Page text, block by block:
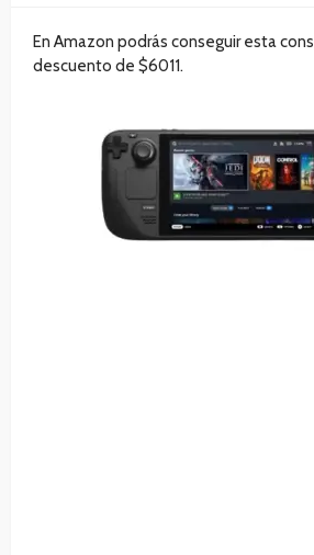
En Amazon podrás conseguir esta
descuento de $6011.